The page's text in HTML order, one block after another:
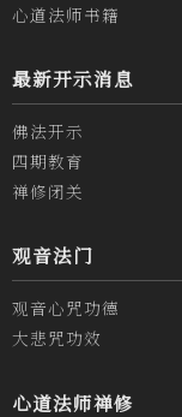
心道法师书籍
最新开示消息
佛法开示
四期教育
禅修闭关
观音法门
观音心咒功德
大悲咒功效
心道法师禅修